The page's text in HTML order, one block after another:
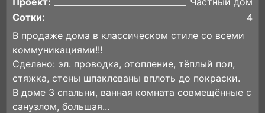
Сотки:
4
В продаже дома в классическом стиле со всеми
коммуникациями!!!
Сделано: эл. проводка, отопление, тёплый пол,
стяжка, стены шпаклеваны вплоть до покраски.
В доме 3 спальни, ванная комната совмещённые с
санузлом, большая...